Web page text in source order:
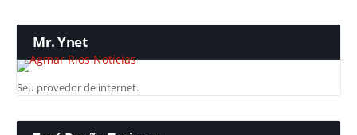
Mr. Ynet
Seu provedor de internet.